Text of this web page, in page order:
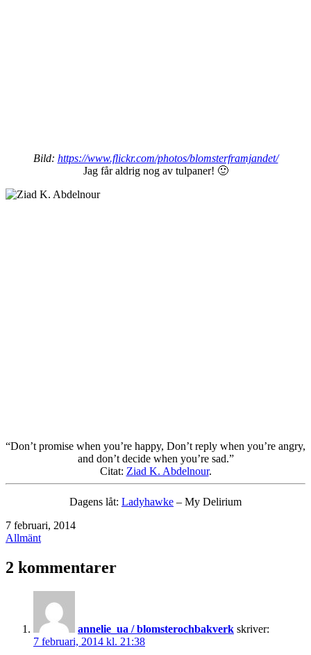
Bild: https://www.flickr.com/photos/blomsterframjandet/
Jag får aldrig nog av tulpaner! 🙂
“Don’t promise when you’re happy, Don’t reply when you’re angry,
and don’t decide when you’re sad.”
Citat: Ziad K. Abdelnour.
Dagens låt: Ladyhawke – My Delirium
Publicerat
den
7 februari, 2014
Kategoriserat
Allmänt
2 kommentarer
annelie_ua / blomsterochbakverk skriver:
7 februari, 2014 kl. 21:38